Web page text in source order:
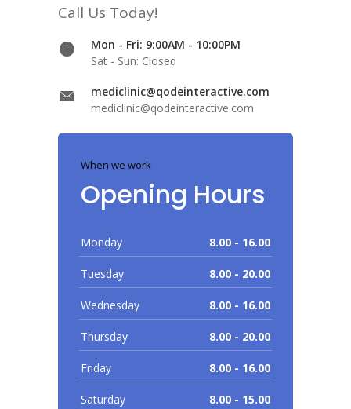
Call Us Today!
Mon - Fri: 9:00AM - 10:00PM
Sat - Sun: Closed
mediclinic@qodeinteractive.com
mediclinic@qodeinteractive.com
When we work
Opening Hours
Monday 8.00 - 16.00
Tuesday 8.00 - 20.00
Wednesday 8.00 - 16.00
Thursday 8.00 - 20.00
Friday 8.00 - 16.00
Saturday 8.00 - 15.00